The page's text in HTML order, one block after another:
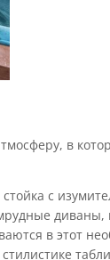
в
с
диваны,
в этот